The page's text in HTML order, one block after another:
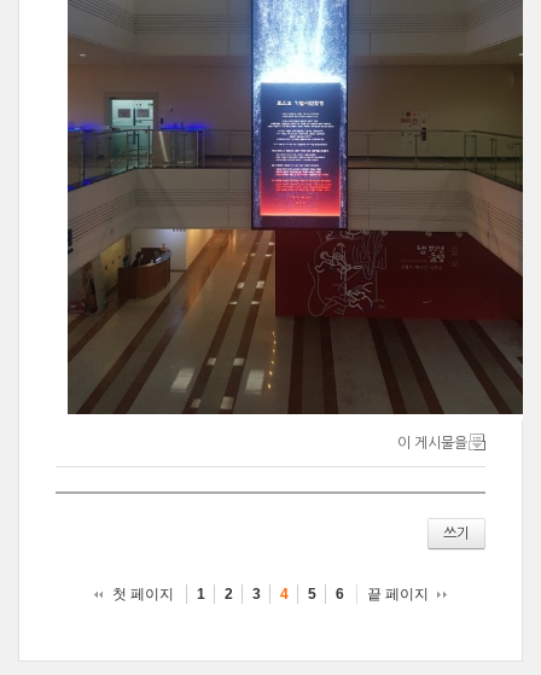
이 게시물을
쓰기
첫 페이지 1 2 3 4 5 6 끝 페이지